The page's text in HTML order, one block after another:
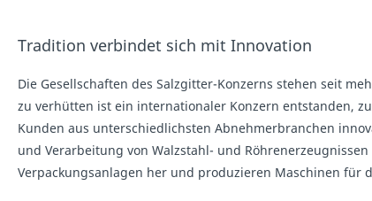
Tradition verbindet sich mit Innovation
Die Gesellschaften des Salzgitter-Konzerns stehen seit
zu verhütten ist ein internationaler Konzern entstanden,
Kunden aus unterschiedlichsten Abnehmerbranchen
und Verarbeitung von Walzstahl- und
Verpackungsanlagen her und produzieren Maschinen für